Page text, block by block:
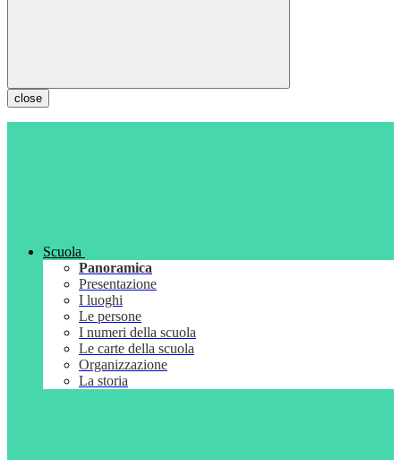
close
Scuola
Panoramica
Presentazione
I luoghi
Le persone
I numeri della scuola
Le carte della scuola
Organizzazione
La storia